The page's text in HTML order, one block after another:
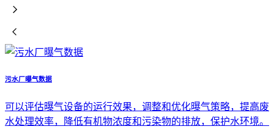
污水厂曝气数据
可以评估曝气设备的运行效果，调整和优化曝气策略，提高废
水处理效率，降低有机物浓度和污染物的排放，保护水环境。